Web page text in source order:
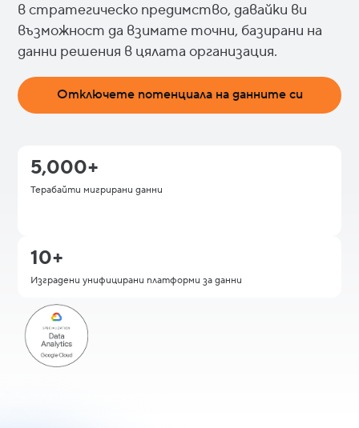
в стратегическо предимство, давайки ви
възможност да взимате точни, базирани на
данни решения в цялата организация.
Отключете потенциала на данните си
5,000+
Терабайти мигрирани данни
10+
Изградени унифицирани платформи за данни